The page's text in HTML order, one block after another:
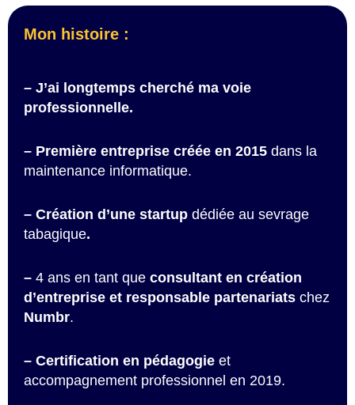
Mon histoire :
– J’ai longtemps cherché ma voie
professionnelle.
– Première entreprise créée en 2015 dans la
maintenance informatique.
– Création d’une startup dédiée au sevrage
tabagique.
– 4 ans en tant que consultant en création
d’entreprise et responsable partenariats chez
Numbr.
– Certification en pédagogie et
accompagnement professionnel en 2019.